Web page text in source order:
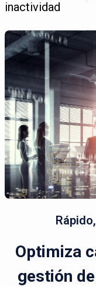
inactividad
Optimiza
gestión